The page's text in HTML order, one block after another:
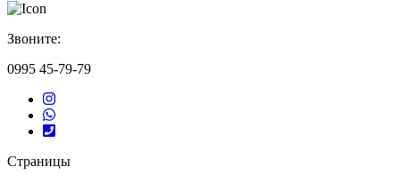
Звоните:
0995 45-79-79
Страницы